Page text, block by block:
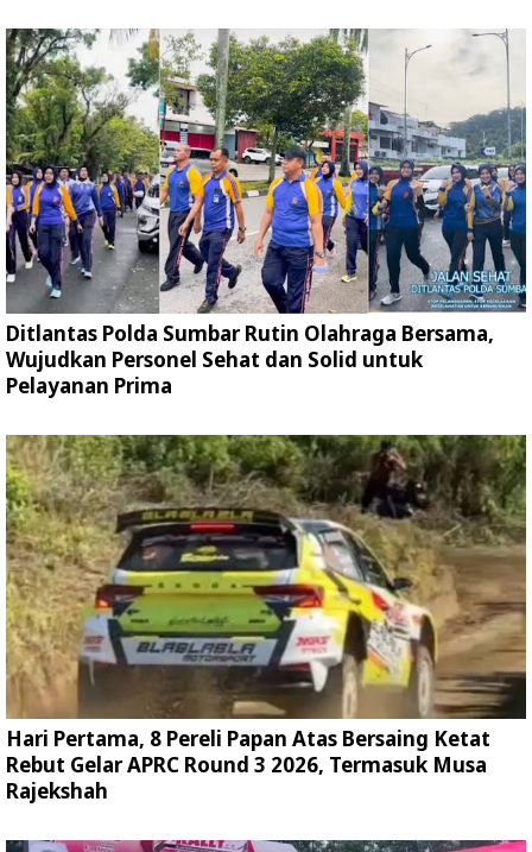
Ditlantas Polda Sumbar Rutin Olahraga Bersama,
Wujudkan Personel Sehat dan Solid untuk
Pelayanan Prima
Hari Pertama, 8 Pereli Papan Atas Bersaing Ketat
Rebut Gelar APRC Round 3 2026, Termasuk Musa
Rajekshah